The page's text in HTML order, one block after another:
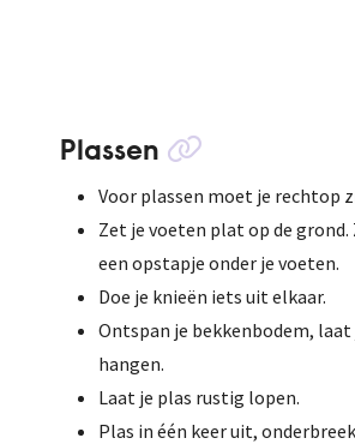
Plassen
Voor plassen moet je rechtop
Zet je voeten plat op de grond.
een opstapje onder je voeten.
Doe je knieën iets uit elkaar.
Ontspan je bekkenbodem, laat
hangen.
Laat je plas rustig lopen.
Plas in één keer uit,